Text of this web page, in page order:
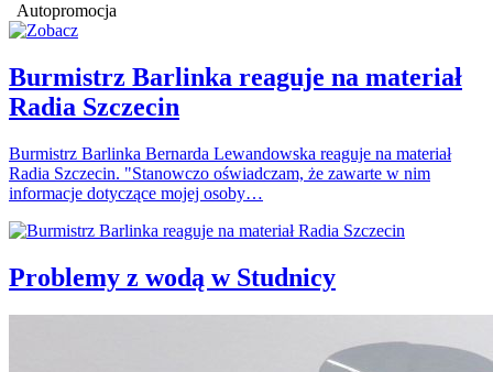
Autopromocja
Burmistrz Barlinka reaguje na materiał
Radia Szczecin
Burmistrz Barlinka Bernarda Lewandowska reaguje na materiał
Radia Szczecin. "Stanowczo oświadczam, że zawarte w nim
informacje dotyczące mojej osoby…
Problemy z wodą w Studnicy